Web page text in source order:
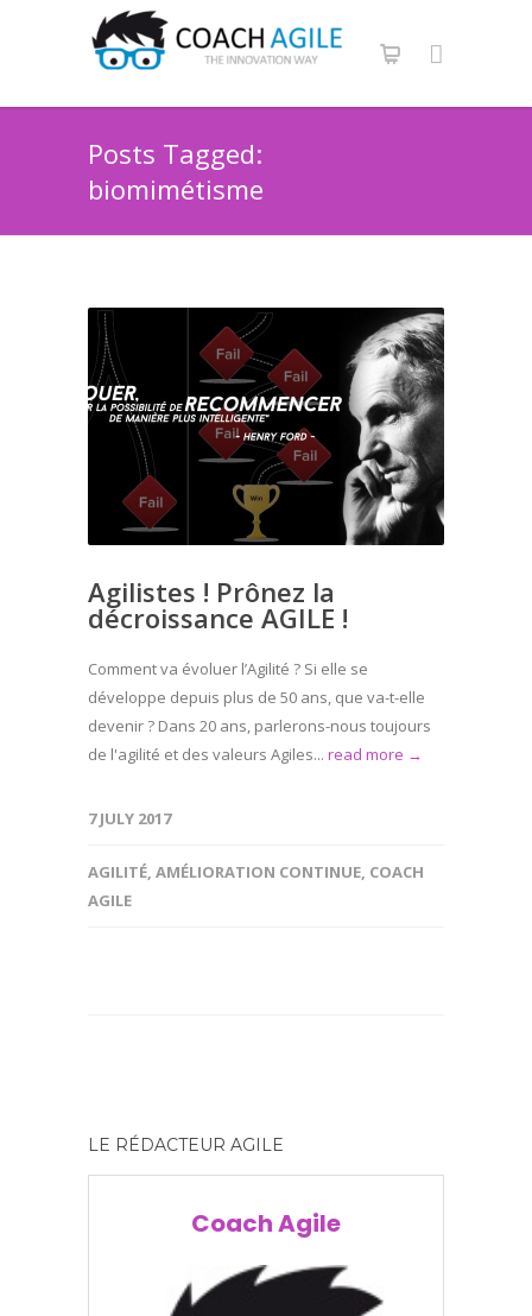
Posts Tagged:
biomimétisme
Agilistes ! Prônez la
décroissance AGILE !
Comment va évoluer l’Agilité ? Si elle se
développe depuis plus de 50 ans, que va-t-elle
devenir ? Dans 20 ans, parlerons-nous toujours
de l'agilité et des valeurs Agiles... read more →
7 JULY 2017
AGILITÉ, AMÉLIORATION CONTINUE, COACH
AGILE
LE RÉDACTEUR AGILE
Coach Agile